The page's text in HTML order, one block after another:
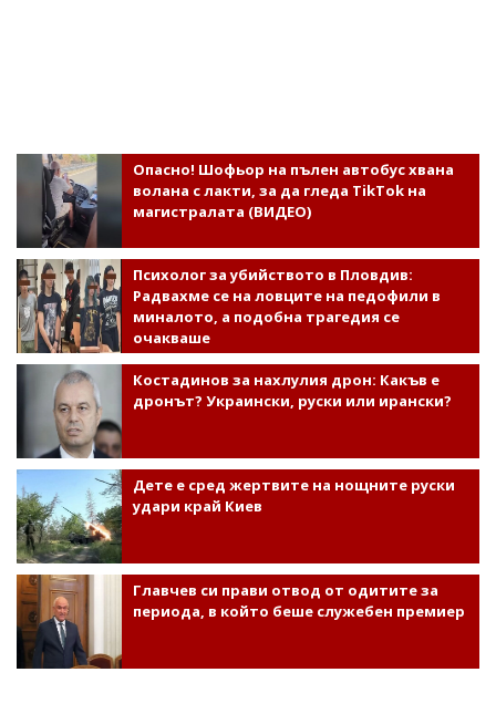
Опасно! Шофьор на пълен автобус хвана
волана с лакти, за да гледа TikTok на
магистралата (ВИДЕО)
Психолог за убийството в Пловдив:
Радвахме се на ловците на педофили в
миналото, а подобна трагедия се
очакваше
Костадинов за нахлулия дрон: Какъв е
дронът? Украински, руски или ирански?
Дете е сред жертвите на нощните руски
удари край Киев
Главчев си прави отвод от одитите за
периода, в който беше служебен премиер